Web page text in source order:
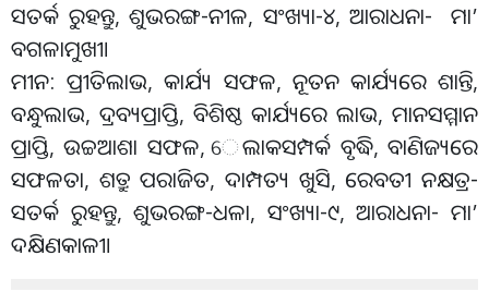
ସତର୍କ ରୁହନ୍ତୁ, ଶୁଭରଙ୍ଗ-ନୀଳ, ସଂଖ୍ୟା-୪, ଆରାଧନା- ମା’
ବଗଳାମୁଖୀ।
ମୀନ: ପ୍ରୀତିଲାଭ, କାର୍ଯ୍ୟ ସଫଳ, ନୂତନ କାର୍ଯ୍ୟରେ ଶାନ୍ତି,
ବନ୍ଧୁଲାଭ, ଦ୍ରବ୍ୟପ୍ରାପ୍ତି, ବିଶିଷ୍ଠ କାର୍ଯ୍ୟରେ ଲାଭ, ମାନସମ୍ମାନ
ପ୍ରାପ୍ତି, ଉଚ୍ଚଆଶା ସଫଳ, େଲାକସମ୍ପର୍କ ବୃଦ୍ଧି, ବାଣିଜ୍ୟରେ
ସଫଳତା, ଶତ୍ରୁ ପରାଜିତ, ଦାମ୍ପତ୍ୟ ଖୁସି, ରେବତୀ ନକ୍ଷତ୍ର-
ସତର୍କ ରୁହନ୍ତୁ, ଶୁଭରଙ୍ଗ-ଧଳା, ସଂଖ୍ୟା-୯, ଆରାଧନା- ମା’
ଦକ୍ଷିଣକାଳୀ।